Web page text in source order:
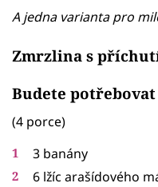
A jedna varianta pro
Zmrzlina s
Budete potřebovat
(4 porce)
3 banány
6 lžíc arašídového